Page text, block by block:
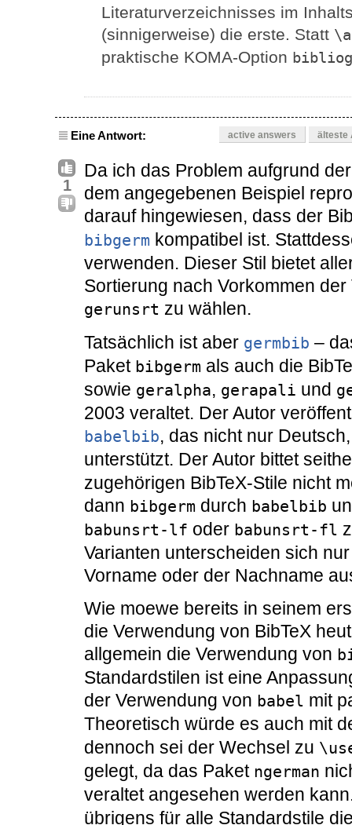
Literaturverzeichnisses im
(sinnigerweise) die erste. Statt
praktische KOMA-Option
Eine Antwort: active answers älteste
1
Da ich das Problem aufgrund
dem angegebenen Beispiel
darauf hingewiesen, dass der
bibgerm kompatibel ist.
verwenden. Dieser Stil bietet
Sortierung nach Vorkommen
gerunsrt zu wählen.
Tatsächlich ist aber germbib –
Paket bibgerm als auch die
sowie geralpha, gerapali und
2003 veraltet. Der Autor
babelbib, das nicht nur
unterstützt. Der Autor bittet
zugehörigen BibTeX-Stile nicht
dann bibgerm durch babelbib
babunsrt-lf oder babunsrt-fl
Varianten unterscheiden sich
Vorname oder der Nachname
Wie moewe bereits in seinem
die Verwendung von BibTeX
allgemein die Verwendung von
Standardstilen ist eine
der Verwendung von babel mit
Theoretisch würde es auch mit
dennoch sei der Wechsel zu
gelegt, da das Paket ngerman
veraltet angesehen werden
übrigens für alle Standardstile